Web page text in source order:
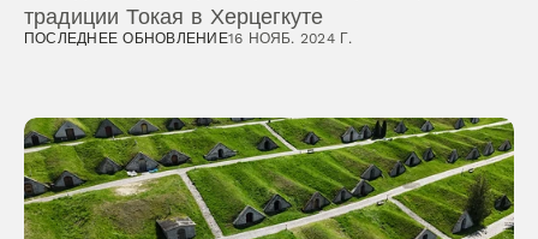
традиции Токая в Херцегкуте
ПОСЛЕДНЕЕ ОБНОВЛЕНИЕ16 НОЯБ. 2024 Г.